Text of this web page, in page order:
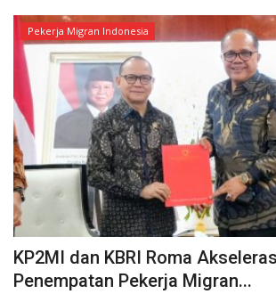
Pekerja Migran Indonesia
KP2MI dan KBRI Roma
Penempatan Pekerja Migran...